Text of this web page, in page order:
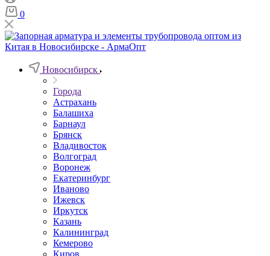
0
Новосибирск
Города
Астрахань
Балашиха
Барнаул
Брянск
Владивосток
Волгоград
Воронеж
Екатеринбург
Иваново
Ижевск
Иркутск
Казань
Калининград
Кемерово
Киров